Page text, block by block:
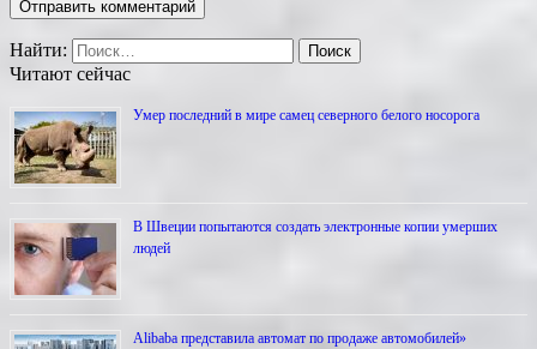
Найти:
Читают сейчас
Умер последний в мире самец северного белого носорога
В Швеции попытаются создать электронные копии умерших
людей
Alibaba представила автомат по продаже автомобилей»